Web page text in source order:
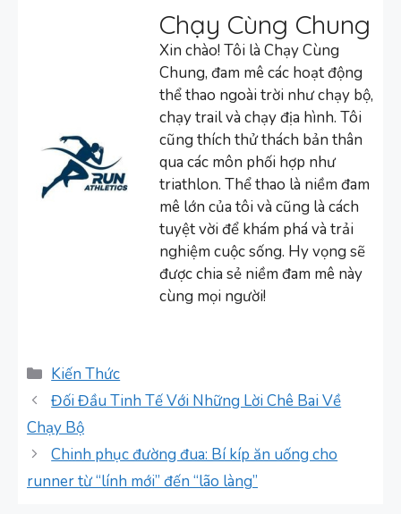
Chạy Cùng Chung
Xin chào! Tôi là Chạy Cùng
Chung, đam mê các hoạt động
thể thao ngoài trời như chạy bộ,
chạy trail và chạy địa hình. Tôi
cũng thích thử thách bản thân
qua các môn phối hợp như
triathlon. Thể thao là niềm đam
mê lớn của tôi và cũng là cách
tuyệt vời để khám phá và trải
nghiệm cuộc sống. Hy vọng sẽ
được chia sẻ niềm đam mê này
cùng mọi người!
Danh
mục
Kiến Thức
Đối Đầu Tinh Tế Với Những Lời Chê Bai Về
Chạy Bộ
Chinh phục đường đua: Bí kíp ăn uống cho
runner từ “lính mới” đến “lão làng”